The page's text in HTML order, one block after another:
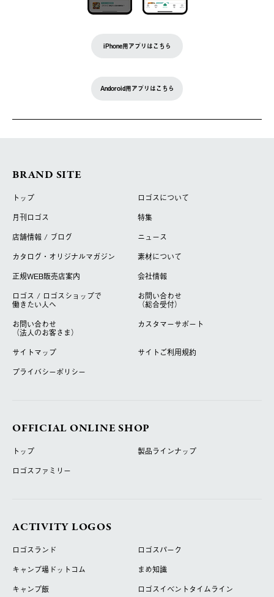
iPhone用アプリはこちら
Andoroid用アプリはこちら
BRAND SITE
トップ
ロゴスについて
月刊ロゴス
特集
店舗情報 / ブログ
ニュース
カタログ・オリジナルマガジン
素材について
正規WEB販売店案内
会社情報
ロゴス / ロゴスショップで
働きたい人へ
お問い合わせ
（総合受付）
お問い合わせ
（法人のお客さま）
カスタマーサポート
サイトマップ
サイトご利用規約
プライバシーポリシー
OFFICIAL ONLINE SHOP
トップ
製品ラインナップ
ロゴスファミリー
ACTIVITY LOGOS
ロゴスランド
ロゴスパーク
キャンプ場ドットコム
まめ知識
キャンプ飯
ロゴスイベントタイムライン